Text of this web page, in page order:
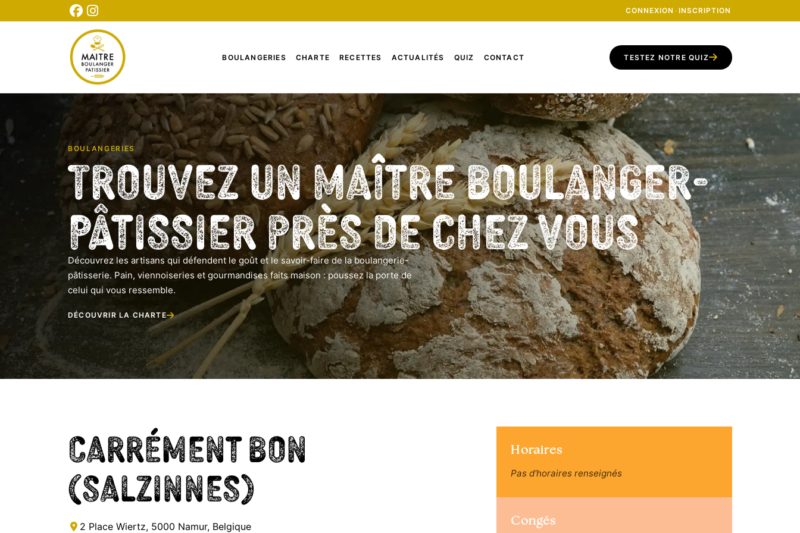
CONNEXION · INSCRIPTION
BOULANGERIES CHARTE RECETTES ACTUALITÉS QUIZ CONTACT TESTEZ NOTRE QUIZ
INSCRIPTION
TESTEZ NOTRE QUIZ
BOULANGERIES
Trouvez un Maître Boulanger-
Pâtissier près de chez vous
Découvrez les artisans qui défendent le goût et le savoir-faire de la boulangerie-
pâtisserie. Pain, viennoiseries et gourmandises faits maison : poussez la porte de
celui qui vous ressemble.
DÉCOUVRIR LA CHARTE
Carrément Bon
(Salzinnes)
2 Place Wiertz, 5000 Namur, Belgique
Horaires
Pas d'horaires renseignés
Congés